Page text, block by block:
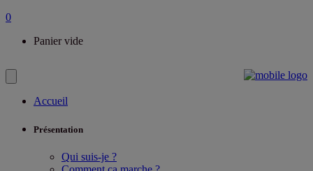
0
Panier vide
Accueil
Présentation
Qui suis-je ?